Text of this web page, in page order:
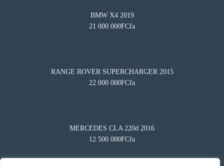
BMW X4 2019
21 000 000FCfa
RANGE ROVER SUPERCHARGER 2015
22 000 000FCfa
MERCEDES CLA 220d 2016
12 500 000FCfa
Besoin d'aide?
Questions fréquentes
Comment mettre en vente mon véhicule ?